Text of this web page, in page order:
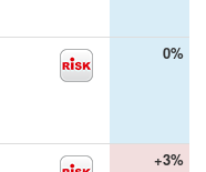
0%
+3%